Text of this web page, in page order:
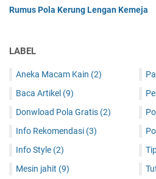
Rumus Pola Kerung Lengan Kemeja
LABEL
Aneka Macam Kain (2)
Baca Artikel (9)
Donwload Pola Gratis (2)
Info Rekomendasi (3)
Info Style (2)
Mesin jahit (9)